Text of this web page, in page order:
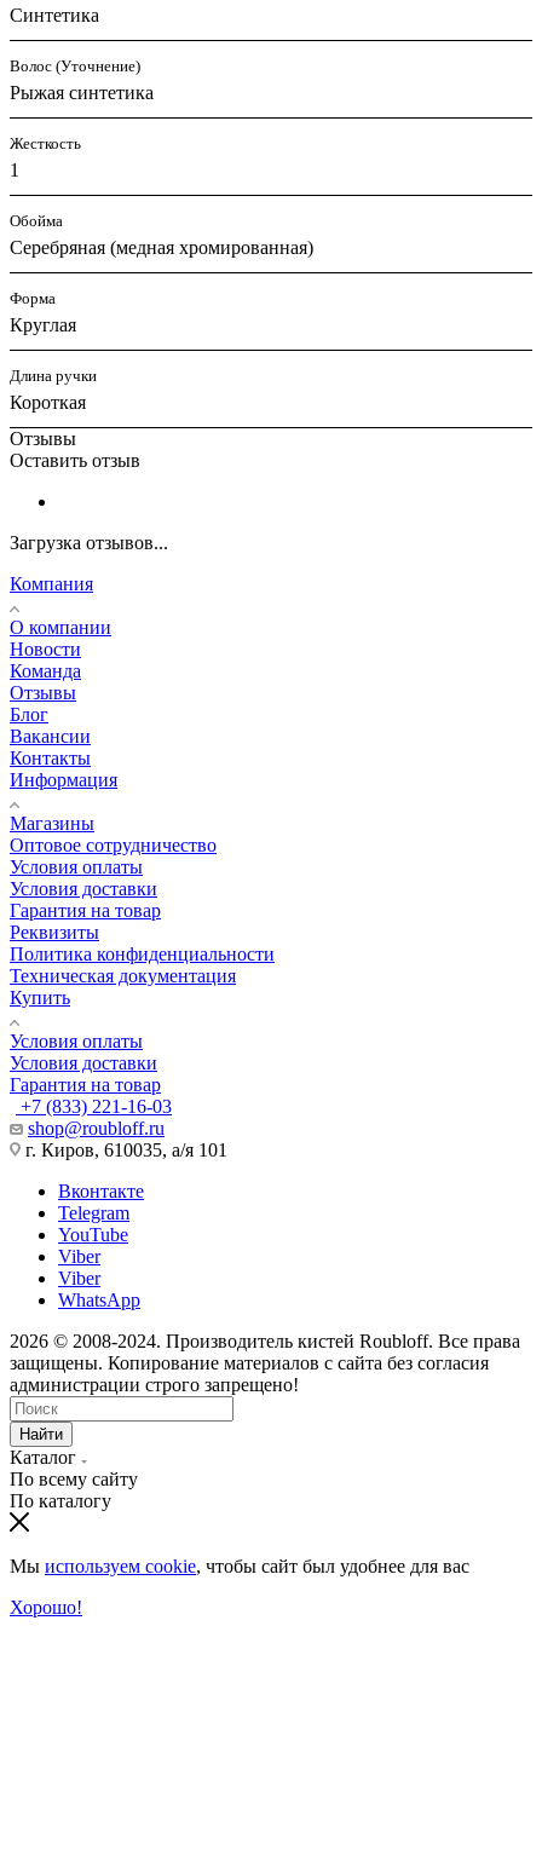
Синтетика
Волос (Уточнение)
Рыжая синтетика
Жесткость
1
Обойма
Cеребряная (медная хромированная)
Форма
Круглая
Длина ручки
Короткая
Отзывы
Оставить отзыв
Загрузка отзывов...
Компания
О компании
Новости
Команда
Отзывы
Блог
Вакансии
Контакты
Информация
Магазины
Оптовое сотрудничество
Условия оплаты
Условия доставки
Гарантия на товар
Реквизиты
Политика конфиденциальности
Техническая документация
Купить
Условия оплаты
Условия доставки
Гарантия на товар
+7 (833) 221-16-03
shop@roubloff.ru
г. Киров, 610035, а/я 101
Вконтакте
Telegram
YouTube
Viber
Viber
WhatsApp
2026 © 2008-2024. Производитель кистей Roubloff. Все права
защищены. Копирование материалов с сайта без согласия
администрации строго запрещено!
Найти
Каталог
По всему сайту
По каталогу
Мы используем cookie, чтобы сайт был удобнее для вас
Хорошо!